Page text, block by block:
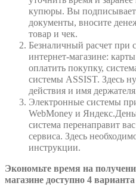
купюры. Вы
документы, вносите
товар и чек.
Безналичный расчет при
интернет-магазине:
оплатить покупку,
системы ASSIST. Здесь
действия и имя
Электронные системы
WebMoney и
система перенаправит
сервиса. Здесь
инструкции.
Экономьте время на
магазине доступно 4